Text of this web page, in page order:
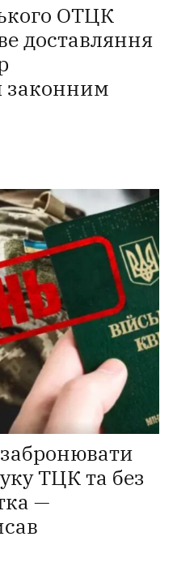
ОТЦК
доставляння
законним
ТЦК та без
—